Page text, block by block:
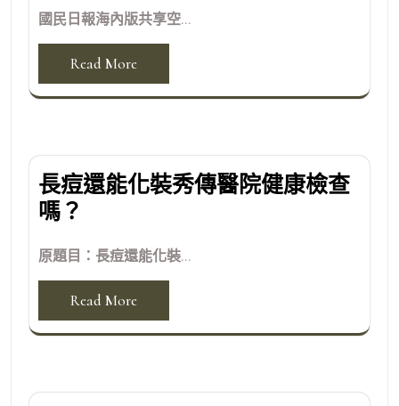
國民日報海內版共享空...
Read More
長痘還能化裝秀傳醫院健康檢查
嗎？
原題目：長痘還能化裝...
Read More